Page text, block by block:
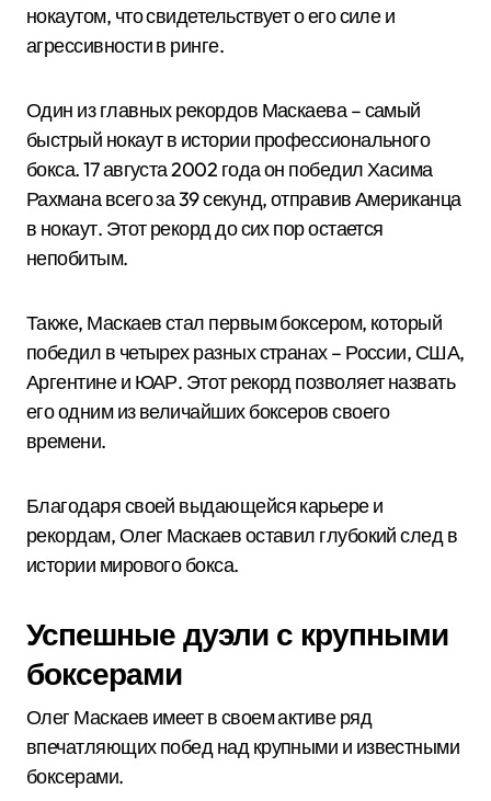
нокаутом, что свидетельствует о его силе и
агрессивности в ринге.
Один из главных рекордов Маскаева – самый
быстрый нокаут в истории профессионального
бокса. 17 августа 2002 года он победил Хасима
Рахмана всего за 39 секунд, отправив Американца
в нокаут. Этот рекорд до сих пор остается
непобитым.
Также, Маскаев стал первым боксером, который
победил в четырех разных странах – России, США,
Аргентине и ЮАР. Этот рекорд позволяет назвать
его одним из величайших боксеров своего
времени.
Благодаря своей выдающейся карьере и
рекордам, Олег Маскаев оставил глубокий след в
истории мирового бокса.
Успешные дуэли с крупными
боксерами
Олег Маскаев имеет в своем активе ряд
впечатляющих побед над крупными и известными
боксерами.